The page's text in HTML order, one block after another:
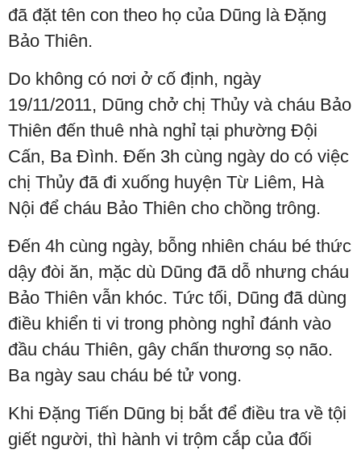
đã đặt tên con theo họ của Dũng là Đặng
Bảo Thiên.
Do không có nơi ở cố định, ngày
19/11/2011, Dũng chở chị Thủy và cháu Bảo
Thiên đến thuê nhà nghỉ tại phường Đội
Cấn, Ba Đình. Đến 3h cùng ngày do có việc
chị Thủy đã đi xuống huyện Từ Liêm, Hà
Nội để cháu Bảo Thiên cho chồng trông.
Đến 4h cùng ngày, bỗng nhiên cháu bé thức
dậy đòi ăn, mặc dù Dũng đã dỗ nhưng cháu
Bảo Thiên vẫn khóc. Tức tối, Dũng đã dùng
điều khiển ti vi trong phòng nghỉ đánh vào
đầu cháu Thiên, gây chấn thương sọ não.
Ba ngày sau cháu bé tử vong.
Khi Đặng Tiến Dũng bị bắt để điều tra về tội
giết người, thì hành vi trộm cắp của đối